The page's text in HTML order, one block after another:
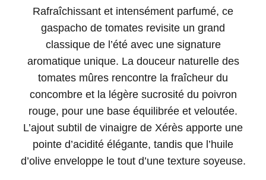
Rafraîchissant et intensément parfumé, ce
gaspacho de tomates revisite un grand
classique de l’été avec une signature
aromatique unique. La douceur naturelle des
tomates mûres rencontre la fraîcheur du
concombre et la légère sucrosité du poivron
rouge, pour une base équilibrée et veloutée.
L’ajout subtil de vinaigre de Xérès apporte une
pointe d’acidité élégante, tandis que l’huile
d’olive enveloppe le tout d’une texture soyeuse.